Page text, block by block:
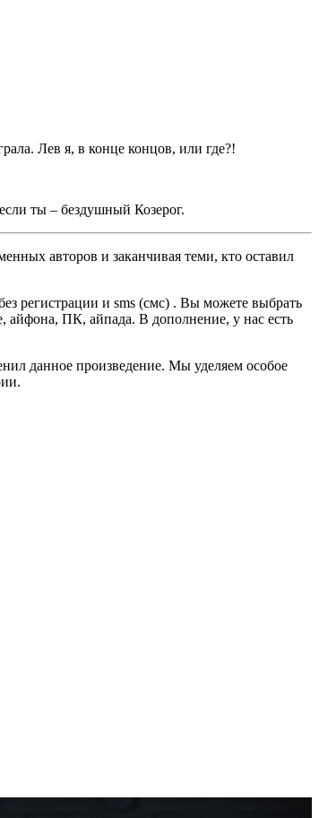
Лев я, в конце концов, или где?!
ты – бездушный Козерог.
авторов и заканчивая теми, кто оставил
регистрации и sms (смс) . Вы можете выбрать
айфона, ПК, айпада. В дополнение, у нас есть
данное произведение. Мы уделяем особое